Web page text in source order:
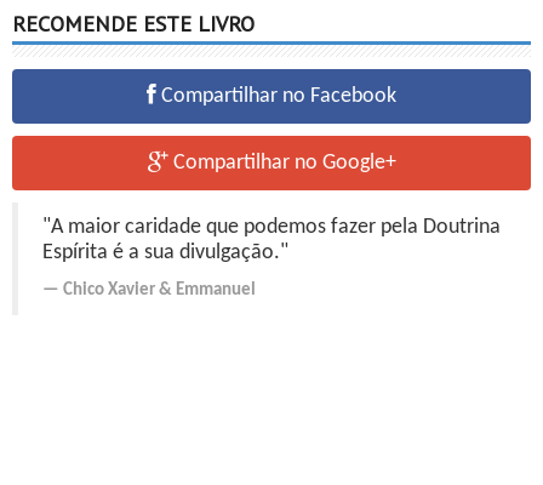
RECOMENDE ESTE LIVRO
Compartilhar no Facebook
Compartilhar no Google+
"A maior caridade que podemos fazer pela Doutrina
Espírita é a sua divulgação."
Chico Xavier & Emmanuel